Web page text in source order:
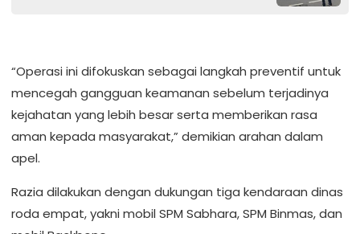
“Operasi ini difokuskan sebagai langkah preventif untuk
mencegah gangguan keamanan sebelum terjadinya
kejahatan yang lebih besar serta memberikan rasa
aman kepada masyarakat,” demikian arahan dalam
apel.
Razia dilakukan dengan dukungan tiga kendaraan dinas
roda empat, yakni mobil SPM Sabhara, SPM Binmas, dan